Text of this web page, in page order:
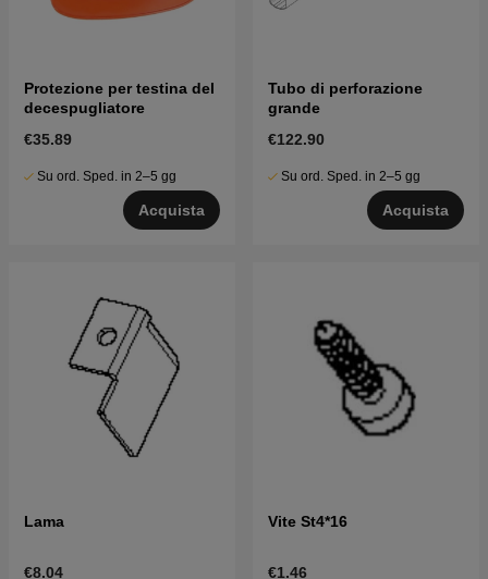
Protezione per testina del
decespugliatore
€35.89
Su ord. Sped. in 2–5 gg
Acquista
Tubo di perforazione
grande
€122.90
Su ord. Sped. in 2–5 gg
Acquista
Lama
€8.04
Vite St4*16
€1.46